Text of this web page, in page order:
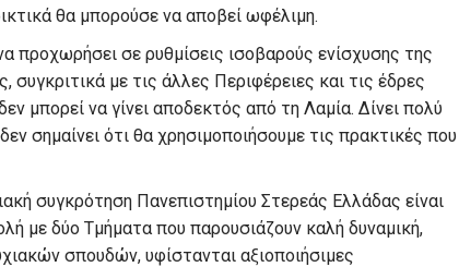
θα μπορούσε να αποβεί ωφέλιμη.
προχωρήσει σε ρυθμίσεις ισοβαρούς ενίσχυσης της
με τις άλλες Περιφέρειες και τις έδρες
μπορεί να γίνει αποδεκτός από τη Λαμία. Δίνει πολύ
σημαίνει ότι θα χρησιμοποιήσουμε τις πρακτικές που
συγκρότηση Πανεπιστημίου Στερεάς Ελλάδας είναι
με δύο Τμήματα που παρουσιάζουν καλή δυναμική,
σπουδών, υφίστανται αξιοποιήσιμες